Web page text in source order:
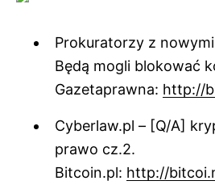
Prokuratorzy z
Będą mogli blokować
Gazetaprawna: http://
Cyberlaw.pl – [Q/A]
prawo cz.2.
Bitcoin.pl: http://